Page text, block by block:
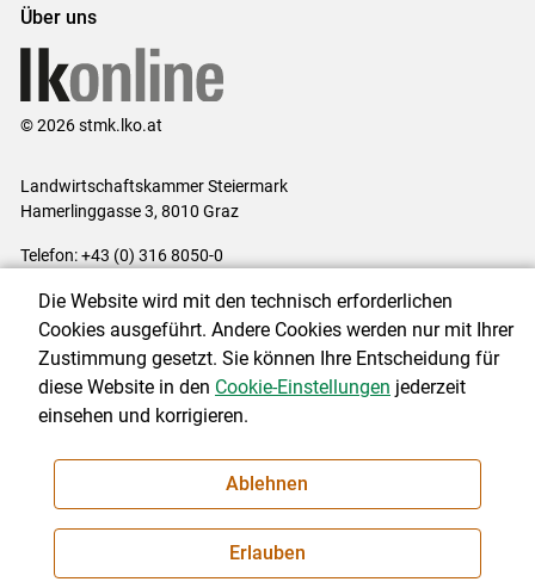
Über uns
© 2026 stmk.lko.at
Landwirtschaftskammer Steiermark
Hamerlinggasse 3, 8010 Graz
Telefon: +43 (0) 316 8050-0
Impressum|Kontakt|Datenschutzerklärung|Barrierefreiheit|
Cookie-Einstellungen
NEWSLETTER
Die Website wird mit den technisch erforderlichen
Cookies ausgeführt. Andere Cookies werden nur mit Ihrer
Zustimmung gesetzt. Sie können Ihre Entscheidung für
diese Website in den Cookie-Einstellungen jederzeit
einsehen und korrigieren.
Ablehnen
Erlauben